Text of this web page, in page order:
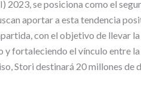
2023, se posiciona como el
aportar a esta tendencia
con el objetivo de llevar
y fortaleciendo el vínculo entre
Stori destinará 20 millones de